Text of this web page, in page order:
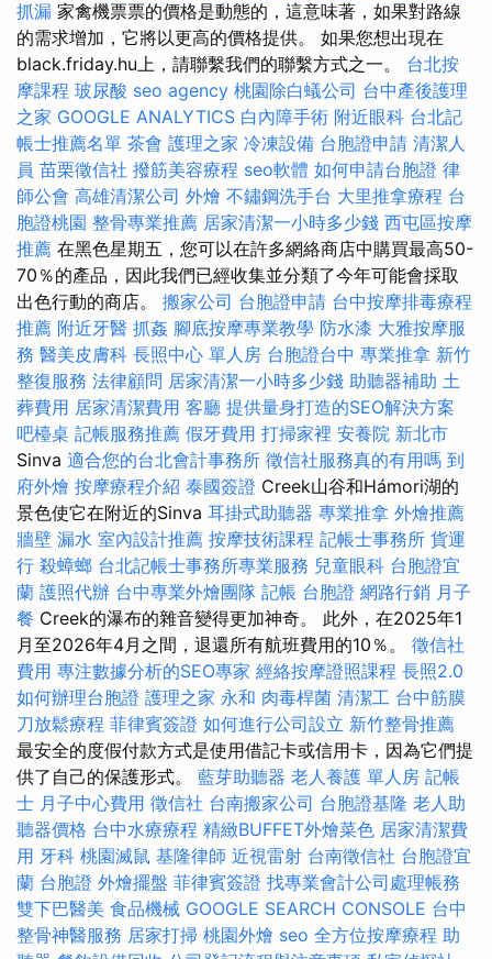
抓漏 家禽機票票的價格是動態的，這意味著，如果對路線
的需求增加，它將以更高的價格提供。 如果您想出現在
black.friday.hu上，請聯繫我們的聯繫方式之一。 台北按
摩課程 玻尿酸 seo agency 桃園除白蟻公司 台中產後護理
之家 GOOGLE ANALYTICS 白內障手術 附近眼科 台北記
帳士推薦名單 茶會 護理之家 冷凍設備 台胞證申請 清潔人
員 苗栗徵信社 撥筋美容療程 seo軟體 如何申請台胞證 律
師公會 高雄清潔公司 外燴 不鏽鋼洗手台 大里推拿療程 台
胞證桃園 整骨專業推薦 居家清潔一小時多少錢 西屯區按摩
推薦 在黑色星期五，您可以在許多網絡商店中購買最高50-
70％的產品，因此我們已經收集並分類了今年可能會採取
出色行動的商店。 搬家公司 台胞證申請 台中按摩排毒療程
推薦 附近牙醫 抓姦 腳底按摩專業教學 防水漆 大雅按摩服
務 醫美皮膚科 長照中心 單人房 台胞證台中 專業推拿 新竹
整復服務 法律顧問 居家清潔一小時多少錢 助聽器補助 土
葬費用 居家清潔費用 客廳 提供量身打造的SEO解決方案
吧檯桌 記帳服務推薦 假牙費用 打掃家裡 安養院 新北市
Sinva 適合您的台北會計事務所 徵信社服務真的有用嗎 到
府外燴 按摩療程介紹 泰國簽證 Creek山谷和Hámori湖的
景色使它在附近的Sinva 耳掛式助聽器 專業推拿 外燴推薦
牆壁 漏水 室內設計推薦 按摩技術課程 記帳士事務所 貨運
行 殺蟑螂 台北記帳士事務所專業服務 兒童眼科 台胞證宜
蘭 護照代辦 台中專業外燴團隊 記帳 台胞證 網路行銷 月子
餐 Creek的瀑布的雜音變得更加神奇。 此外，在2025年1
月至2026年4月之間，退還所有航班費用的10％。 徵信社
費用 專注數據分析的SEO專家 經絡按摩證照課程 長照2.0
如何辦理台胞證 護理之家 永和 肉毒桿菌 清潔工 台中筋膜
刀放鬆療程 菲律賓簽證 如何進行公司設立 新竹整骨推薦
最安全的度假付款方式是使用借記卡或信用卡，因為它們提
供了自己的保護形式。 藍芽助聽器 老人養護 單人房 記帳
士 月子中心費用 徵信社 台南搬家公司 台胞證基隆 老人助
聽器價格 台中水療療程 精緻BUFFET外燴菜色 居家清潔費
用 牙科 桃園滅鼠 基隆律師 近視雷射 台南徵信社 台胞證宜
蘭 台胞證 外燴擺盤 菲律賓簽證 找專業會計公司處理帳務
雙下巴醫美 食品機械 GOOGLE SEARCH CONSOLE 台中
整骨神醫服務 居家打掃 桃園外燴 seo 全方位按摩療程 助